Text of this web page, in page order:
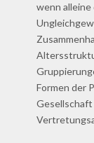
wenn
Formen der